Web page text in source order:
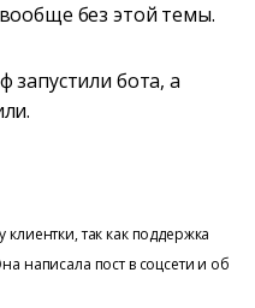
без этой темы.
бота, а
так как поддержка
написала пост в соцсети и об